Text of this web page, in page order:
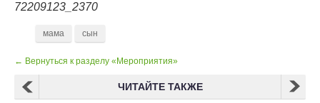
72209123_2370
мама сын
← Вернуться к разделу «Мероприятия»
ЧИТАЙТЕ ТАКЖЕ